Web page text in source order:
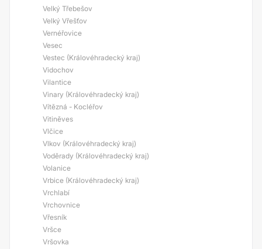
Velký Třebešov
Velký Vřešťov
Vernéřovice
Vesec
Vestec (Královéhradecký kraj)
Vidochov
Vilantice
Vinary (Královéhradecký kraj)
Vítězná - Kocléřov
Vitiněves
Vlčice
Vlkov (Královéhradecký kraj)
Voděrady (Královéhradecký kraj)
Volanice
Vrbice (Královéhradecký kraj)
Vrchlabí
Vrchovnice
Vřesník
Vršce
Vršovka